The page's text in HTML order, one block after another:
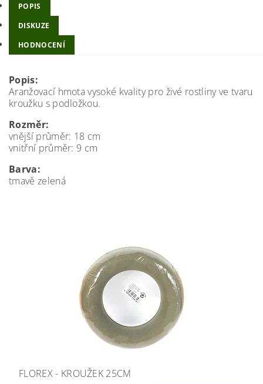
POPIS
DISKUZE
HODNOCENÍ
Popis:
Aranžovací hmota vysoké kvality pro živé rostliny ve tvaru
kroužku s podložkou.
Rozměr:
vnější průměr: 18 cm
vnitřní průměr: 9 cm
Barva:
tmavě zelená
FLOREX - KROUŽEK 25CM